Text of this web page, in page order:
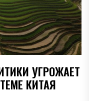
УГРОЖАЕТ
КИТАЯ